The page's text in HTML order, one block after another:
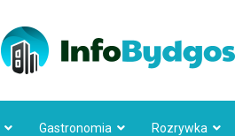
Gastronomia Rozrywka